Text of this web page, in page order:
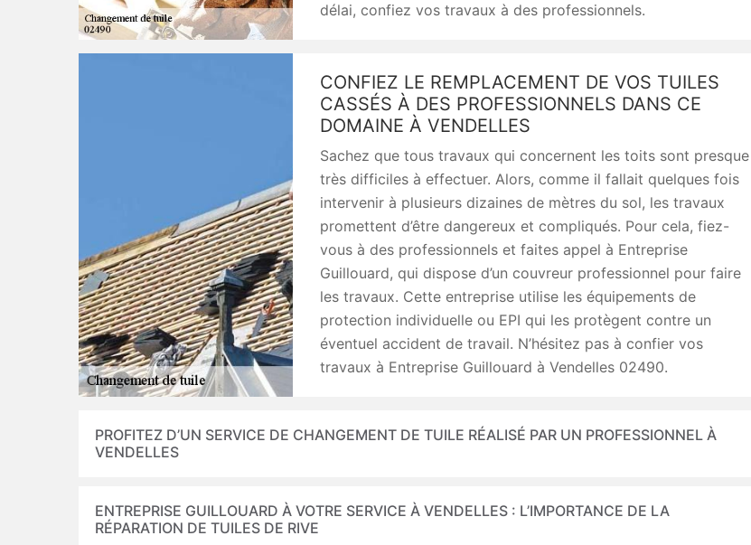
délai, confiez vos travaux à des professionnels.
CONFIEZ LE REMPLACEMENT DE VOS TUILES
CASSÉS À DES PROFESSIONNELS DANS CE
DOMAINE À VENDELLES
Sachez que tous travaux qui concernent les toits sont presque
très difficiles à effectuer. Alors, comme il fallait quelques fois
intervenir à plusieurs dizaines de mètres du sol, les travaux
promettent d’être dangereux et compliqués. Pour cela, fiez-
vous à des professionnels et faites appel à Entreprise
Guillouard, qui dispose d’un couvreur professionnel pour faire
les travaux. Cette entreprise utilise les équipements de
protection individuelle ou EPI qui les protègent contre un
éventuel accident de travail. N’hésitez pas à confier vos
travaux à Entreprise Guillouard à Vendelles 02490.
PROFITEZ D’UN SERVICE DE CHANGEMENT DE TUILE RÉALISÉ PAR UN PROFESSIONNEL À
VENDELLES
ENTREPRISE GUILLOUARD À VOTRE SERVICE À VENDELLES : L’IMPORTANCE DE LA
RÉPARATION DE TUILES DE RIVE